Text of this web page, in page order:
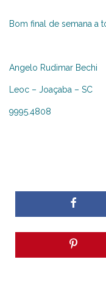
Bom final de semana a
Angelo Rudimar Bechi
Leoc – Joaçaba – SC
9995.4808